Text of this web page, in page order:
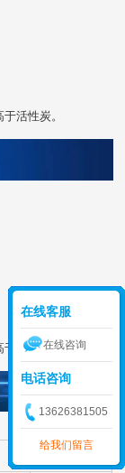
活性炭。
于活性炭
在线客服
在线咨询
电话咨询
13626381505
给我们留言